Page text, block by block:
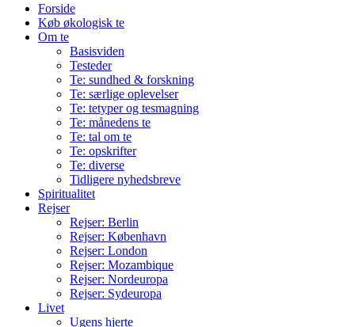
Forside
Køb økologisk te
Om te
Basisviden
Testeder
Te: sundhed & forskning
Te: særlige oplevelser
Te: tetyper og tesmagning
Te: månedens te
Te: tal om te
Te: opskrifter
Te: diverse
Tidligere nyhedsbreve
Spiritualitet
Rejser
Rejser: Berlin
Rejser: København
Rejser: London
Rejser: Mozambique
Rejser: Nordeuropa
Rejser: Sydeuropa
Livet
Ugens hjerte